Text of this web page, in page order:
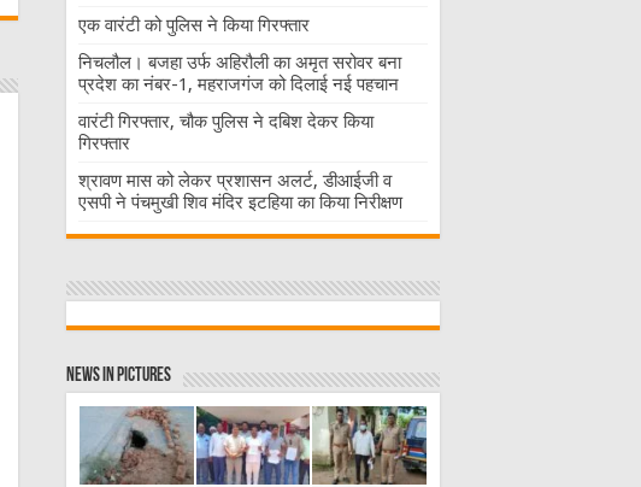
एक वारंटी को पुलिस ने किया गिरफ्तार
निचलौल। बजहा उर्फ अहिरौली का अमृत सरोवर बना
प्रदेश का नंबर-1, महराजगंज को दिलाई नई पहचान
वारंटी गिरफ्तार, चौक पुलिस ने दबिश देकर किया
गिरफ्तार
श्रावण मास को लेकर प्रशासन अलर्ट, डीआईजी व
एसपी ने पंचमुखी शिव मंदिर इटहिया का किया निरीक्षण
News in Pictures